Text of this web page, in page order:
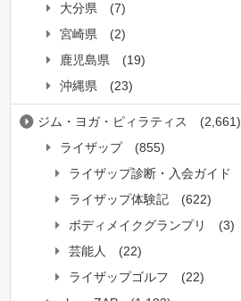
大分県
(7)
宮崎県
(2)
鹿児島県
(19)
沖縄県
(23)
ジム・ヨガ・ピィラティス
(2,661)
ライザップ
(855)
ライザップ診断・入会ガイド
ライザップ体験記
(622)
ボディメイクグランプリ
(3)
芸能人
(22)
ライザップゴルフ
(22)